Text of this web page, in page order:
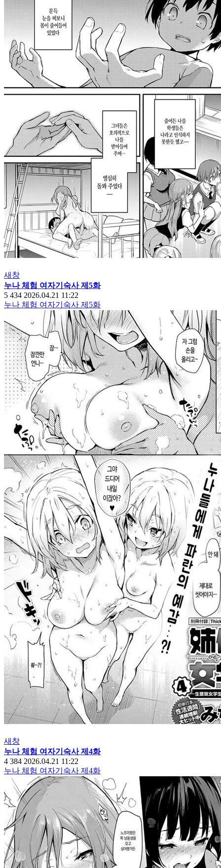
새창
누나 체험 여자기숙사 제5화
5 434 2026.04.21 11:22
누나 체험 여자기숙사 제5화
새창
누나 체험 여자기숙사 제4화
4 384 2026.04.21 11:22
누나 체험 여자기숙사 제4화